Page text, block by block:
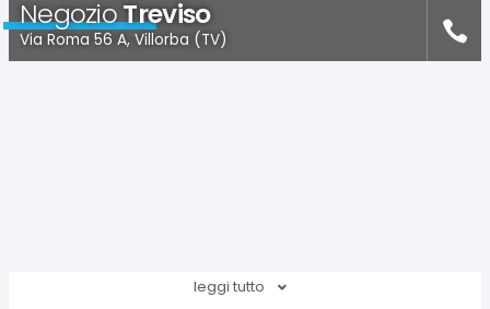
NegozioTreviso
Via Roma 56 A, Villorba (TV)
leggi tutto